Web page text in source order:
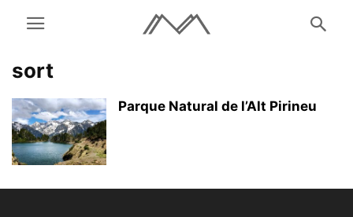
sort
Parque Natural de l’Alt Pirineu